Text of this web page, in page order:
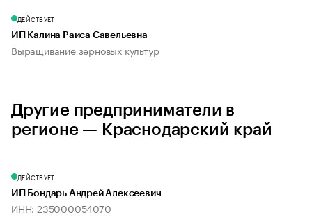
ДЕЙСТВУЕТ
ИП Калина Раиса Савельевна
Выращивание зерновых культур
Другие предприниматели в
регионе — Краснодарский край
ДЕЙСТВУЕТ
ИП Бондарь Андрей Алексеевич
ИНН: 235000054070